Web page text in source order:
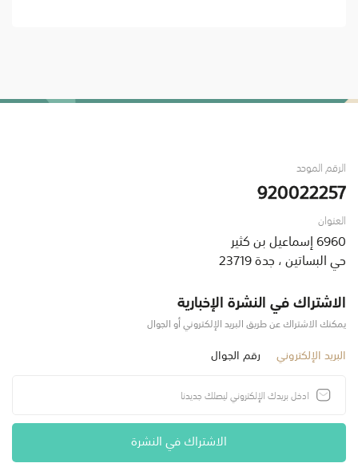
الرقم الموحد
920022257
العنوان
6960 إسماعيل بن كثير
حي البساتين ، جدة 23719
الاشتراك في النشرة الإخبارية
يمكنك الاشتراك عن طريق البريد الإلكتروني أو الجوال
البريد الإلكتروني رقم الجوال
الاشتراك في النشرة